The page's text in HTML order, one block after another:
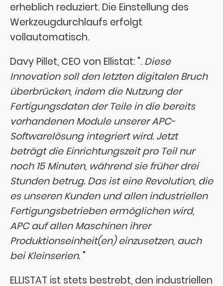
erheblich reduziert. Die Einstellung des
Werkzeugdurchlaufs erfolgt
vollautomatisch.
Davy Pillet, CEO von Ellistat: ". Diese
Innovation soll den letzten digitalen Bruch
überbrücken, indem die Nutzung der
Fertigungsdaten der Teile in die bereits
vorhandenen Module unserer APC-
Softwarelösung integriert wird. Jetzt
beträgt die Einrichtungszeit pro Teil nur
noch 15 Minuten, während sie früher drei
Stunden betrug. Das ist eine Revolution, die
es unseren Kunden und allen industriellen
Fertigungsbetrieben ermöglichen wird,
APC auf allen Maschinen ihrer
Produktionseinheit(en) einzusetzen, auch
bei Kleinserien. "
ELLISTAT ist stets bestrebt, den industriellen